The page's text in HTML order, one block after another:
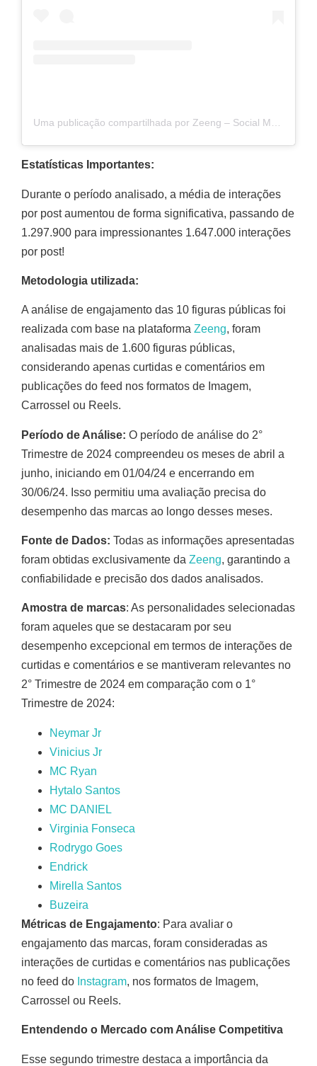
Estatísticas Importantes:
Durante o período analisado, a média de interações
por post aumentou de forma significativa, passando de
1.297.900 para impressionantes 1.647.000 interações
por post!
Metodologia utilizada:
A análise de engajamento das 10 figuras públicas foi
realizada com base na plataforma Zeeng, foram
analisadas mais de 1.600 figuras públicas,
considerando apenas curtidas e comentários em
publicações do feed nos formatos de Imagem,
Carrossel ou Reels.
Período de Análise: O período de análise do 2°
Trimestre de 2024 compreendeu os meses de abril a
junho, iniciando em 01/04/24 e encerrando em
30/06/24. Isso permitiu uma avaliação precisa do
desempenho das marcas ao longo desses meses.
Fonte de Dados: Todas as informações apresentadas
foram obtidas exclusivamente da Zeeng, garantindo a
confiabilidade e precisão dos dados analisados.
Amostra de marcas: As personalidades selecionadas
foram aqueles que se destacaram por seu
desempenho excepcional em termos de interações de
curtidas e comentários e se mantiveram relevantes no
2° Trimestre de 2024 em comparação com o 1°
Trimestre de 2024:
Neymar Jr
Vinicius Jr
MC Ryan
Hytalo Santos
MC DANIEL
Virginia Fonseca
Rodrygo Goes
Endrick
Mirella Santos
Buzeira
Métricas de Engajamento: Para avaliar o
engajamento das marcas, foram consideradas as
interações de curtidas e comentários nas publicações
no feed do Instagram, nos formatos de Imagem,
Carrossel ou Reels.
Entendendo o Mercado com Análise Competitiva
Esse segundo trimestre destaca a importância da